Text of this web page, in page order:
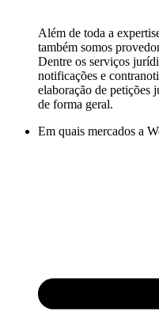
Além de toda a
também somos
Dentre os serviços
notificações e
elaboração de petições
de forma geral.
Em quais mercados a